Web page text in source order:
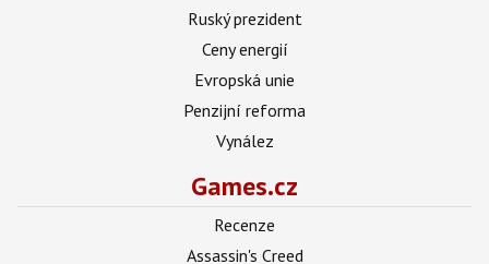
Ruský prezident
Ceny energií
Evropská unie
Penzijní reforma
Vynález
Games.cz
Recenze
Assassin's Creed